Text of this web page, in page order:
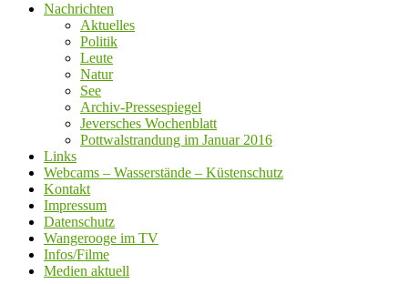
Nachrichten
Aktuelles
Politik
Leute
Natur
See
Archiv-Pressespiegel
Jeversches Wochenblatt
Pottwalstrandung im Januar 2016
Links
Webcams – Wasserstände – Küstenschutz
Kontakt
Impressum
Datenschutz
Wangerooge im TV
Infos/Filme
Medien aktuell